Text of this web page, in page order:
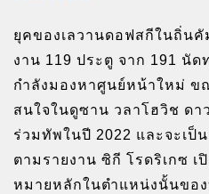
ยุคของเลวานดอฟสกีในถิ่น
งาน 119 ประตู จาก 191 นั
กำลังมองหาศูนย์หน้าใหม่ ข
สนใจในดูซาน วลาโฮวิช ดา
ร่วมทัพในปี 2022 และจะเป็
ตามรายงาน ซิกี โรดริเกซ เปิ
หมายหลักในตำแหน่งนั้นขอ